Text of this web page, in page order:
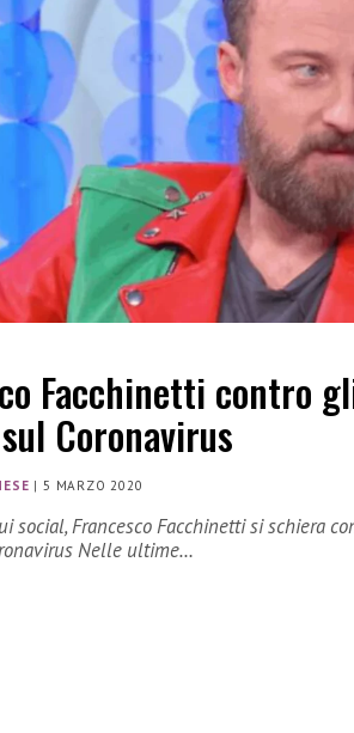
Facchinetti contro
Coronavirus
|5 MARZO 2020
social, Francesco Facchinetti si schiera
Nelle ultime…